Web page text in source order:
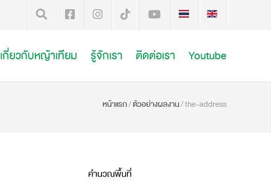
เกี่ยวกับหญ้าเทียม รู้จักเรา ติดต่อเรา Youtube
หน้าแรก/ตัวอย่างผลงาน/the-address
คำนวณพื้นที่